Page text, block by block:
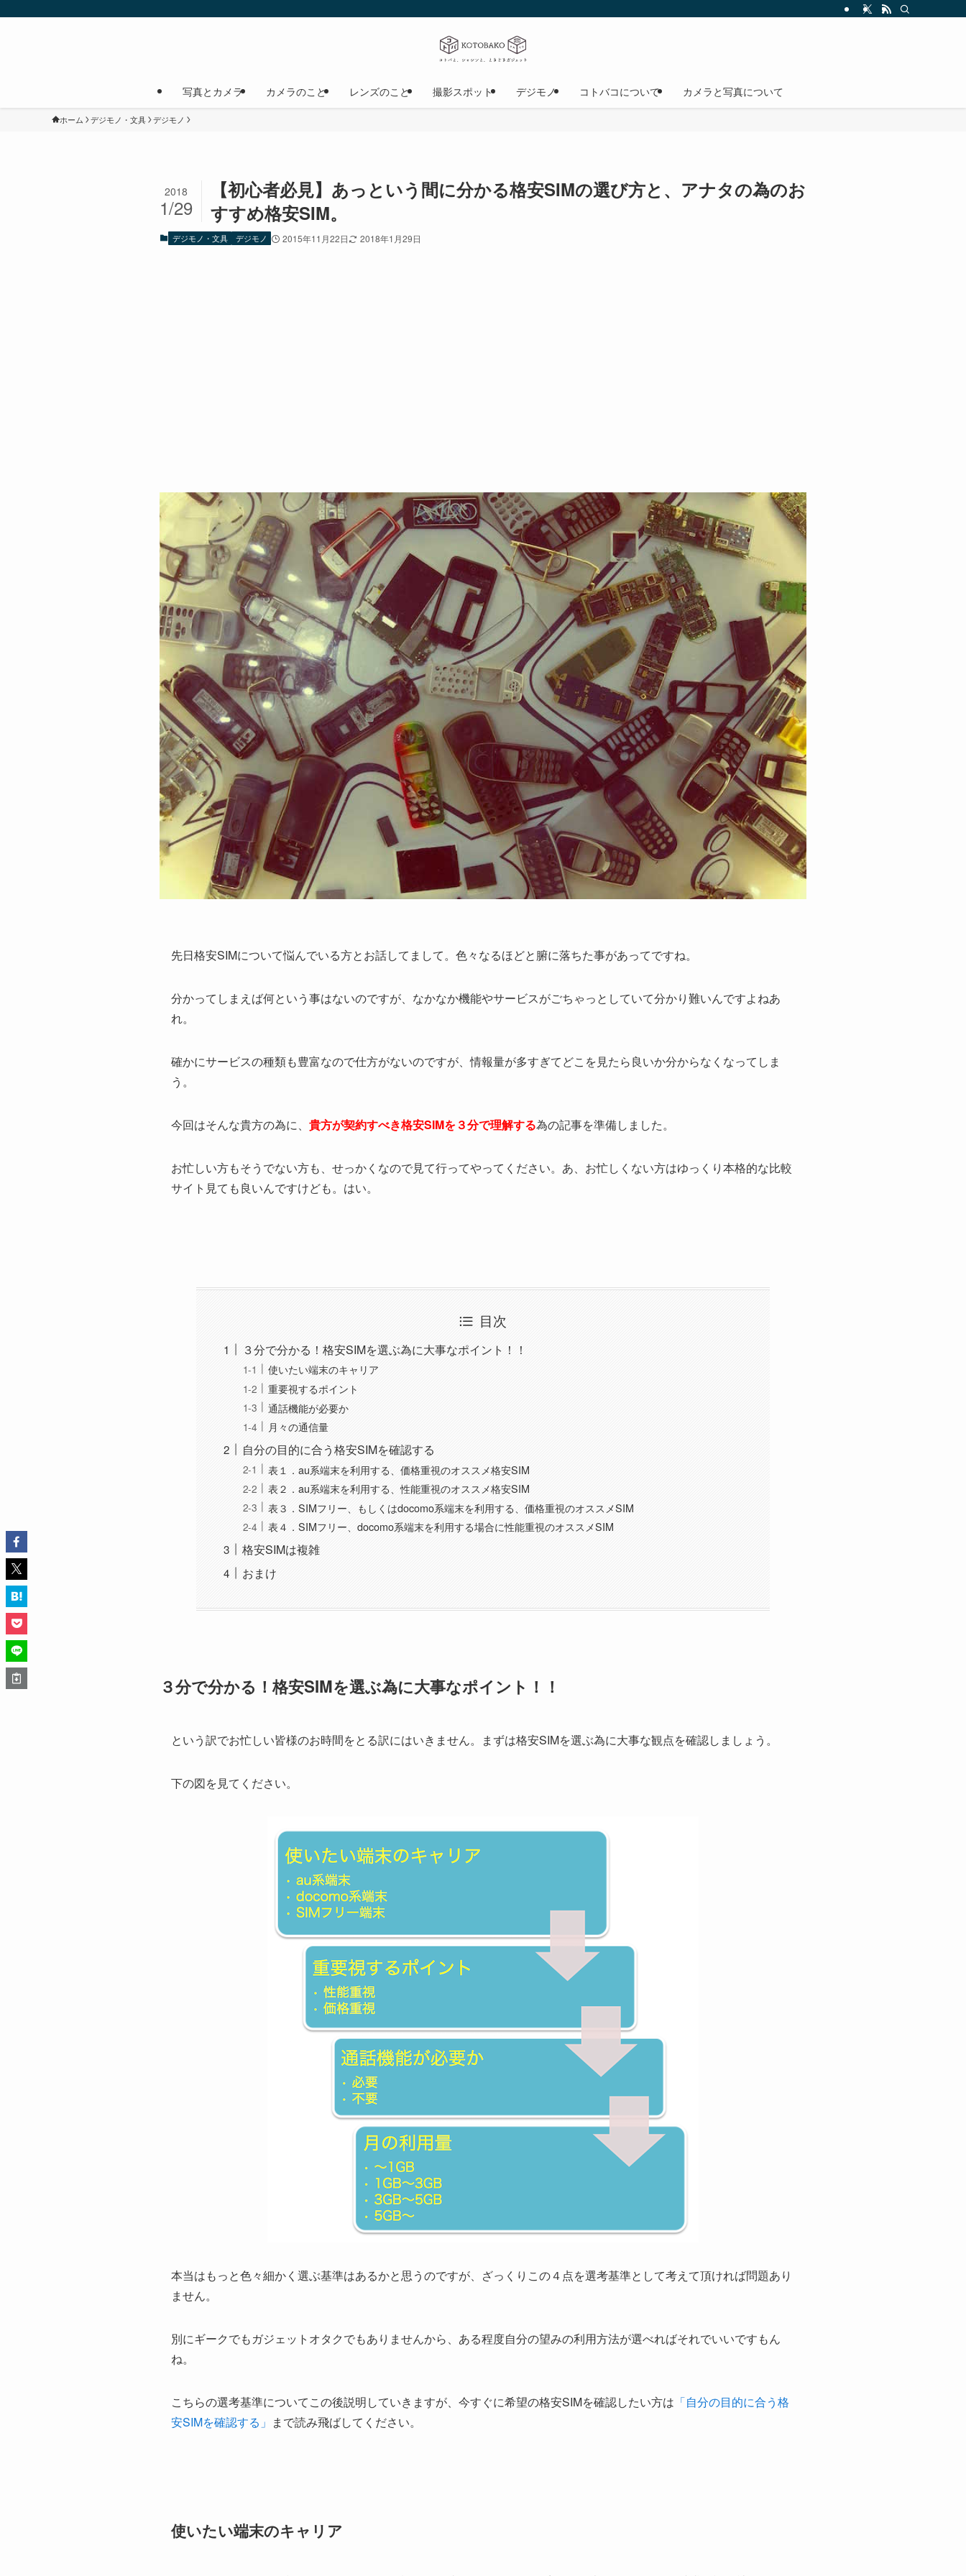
写真とカメラ カメラのこと レンズのこと 撮影スポット デジモノ コトバコについて カメラと写真について
ホーム デジモノ・文具 デジモノ
【初心者必見】あっという間に分かる格安SIMの選び方と、アナタの為のお
すすめ格安SIM。
2018
1/29
デジモノ・文具 デジモノ 2015年11月22日 2018年1月29日
先日格安SIMについて悩んでいる方とお話してまして。色々なるほどと腑に落ちた事があってですね。
分かってしまえば何という事はないのですが、なかなか機能やサービスがごちゃっとしていて分かり難いんですよねあ
れ。
確かにサービスの種類も豊富なので仕方がないのですが、情報量が多すぎてどこを見たら良いか分からなくなってしま
う。
今回はそんな貴方の為に、 貴方が契約すべき格安SIMを３分で理解する為の記事を準備しました。
お忙しい方もそうでない方も、せっかくなので見て行ってやってください。あ、お忙しくない方はゆっくり本格的な比較
サイト見ても良いんですけども。はい。
目次
３分で分かる！格安SIMを選ぶ為に大事なポイント！！
使いたい端末のキャリア
重要視するポイント
通話機能が必要か
月々の通信量
自分の目的に合う格安SIMを確認する
表１．au系端末を利用する、価格重視のオススメ格安SIM
表２．au系端末を利用する、性能重視のオススメ格安SIM
表３．SIMフリー、もしくはdocomo系端末を利用する、価格重視のオススメSIM
表４．SIMフリー、docomo系端末を利用する場合に性能重視のオススメSIM
格安SIMは複雑
おまけ
３分で分かる！格安SIMを選ぶ為に大事なポイント！！
という訳でお忙しい皆様のお時間をとる訳にはいきません。まずは格安SIMを選ぶ為に大事な観点を確認しましょう。
下の図を見てください。
本当はもっと色々細かく選ぶ基準はあるかと思うのですが、ざっくりこの４点を選考基準として考えて頂ければ問題あり
ません。
別にギークでもガジェットオタクでもありませんから、ある程度自分の望みの利用方法が選べればそれでいいですもん
ね。
こちらの選考基準についてこの後説明していきますが、今すぐに希望の格安SIMを確認したい方は 「自分の目的に合う格
安SIMを確認する」 まで読み飛ばしてください。
使いたい端末のキャリア